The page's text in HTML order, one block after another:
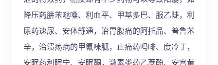
降压药肼苯哒嗓、利血平、甲基多巴、服乙陡，利
尿药速尿、安体舒通，治胃腹痛的阿托品、普鲁苯
辛，治溃疡病的甲氰咪胍，止痛药吗啡、度冷丁，
安眠药利眠宁、安眠酮，激素类药乙蔗酚、安宫黄